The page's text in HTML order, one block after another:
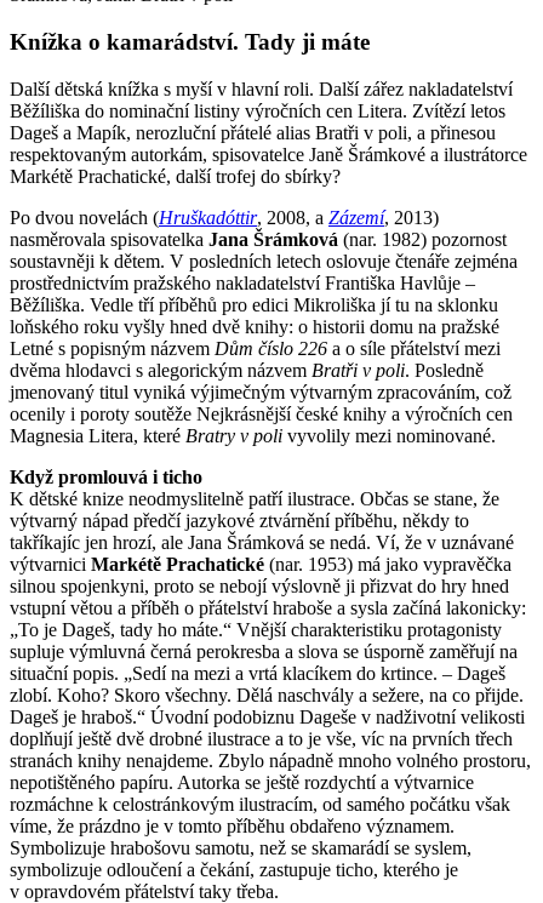
Knížka o kamarádství. Tady ji máte
Další dětská knížka s myší v hlavní roli. Další zářez nakladatelství
Běžíliška do nominační listiny výročních cen Litera. Zvítězí letos
Dageš a Mapík, nerozluční přátelé alias Bratři v poli, a přinesou
respektovaným autorkám, spisovatelce Janě Šrámkové a ilustrátorce
Markétě Prachatické, další trofej do sbírky?
Po dvou novelách (Hruškadóttir, 2008, a Zázemí, 2013)
nasměrovala spisovatelka Jana Šrámková (nar. 1982) pozornost
soustavněji k dětem. V posledních letech oslovuje čtenáře zejména
prostřednictvím pražského nakladatelství Františka Havlůje –
Běžíliška. Vedle tří příběhů pro edici Mikroliška jí tu na sklonku
loňského roku vyšly hned dvě knihy: o historii domu na pražské
Letné s popisným názvem Dům číslo 226 a o síle přátelství mezi
dvěma hlodavci s alegorickým názvem Bratři v poli. Posledně
jmenovaný titul vyniká výjimečným výtvarným zpracováním, což
ocenily i poroty soutěže Nejkrásnější české knihy a výročních cen
Magnesia Litera, které Bratry v poli vyvolily mezi nominované.
Když promlouvá i ticho
K dětské knize neodmyslitelně patří ilustrace. Občas se stane, že
výtvarný nápad předčí jazykové ztvárnění příběhu, někdy to
takříkajíc jen hrozí, ale Jana Šrámková se nedá. Ví, že v uznávané
výtvarnici Markétě Prachatické (nar. 1953) má jako vypravěčka
silnou spojenkyni, proto se nebojí výslovně ji přizvat do hry hned
vstupní větou a příběh o přátelství hraboše a sysla začíná lakonicky:
„To je Dageš, tady ho máte.“ Vnější charakteristiku protagonisty
supluje výmluvná černá perokresba a slova se úsporně zaměřují na
situační popis. „Sedí na mezi a vrtá klacíkem do krtince. – Dageš
zlobí. Koho? Skoro všechny. Dělá naschvály a sežere, na co přijde.
Dageš je hraboš.“ Úvodní podobiznu Dageše v nadživotní velikosti
doplňují ještě dvě drobné ilustrace a to je vše, víc na prvních třech
stranách knihy nenajdeme. Zbylo nápadně mnoho volného prostoru,
nepotištěného papíru. Autorka se ještě rozdychtí a výtvarnice
rozmáchne k celostránkovým ilustracím, od samého počátku však
víme, že prázdno je v tomto příběhu obdařeno významem.
Symbolizuje hrabošovu samotu, než se skamarádí se syslem,
symbolizuje odloučení a čekání, zastupuje ticho, kterého je
v opravdovém přátelství taky třeba.